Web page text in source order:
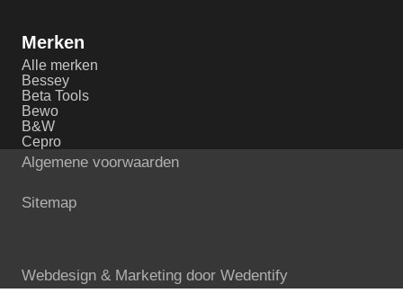
Merken
Alle merken
Bessey
Beta Tools
Bewo
B&W
Cepro
Algemene voorwaarden
Sitemap
Webdesign & Marketing door Wedentify